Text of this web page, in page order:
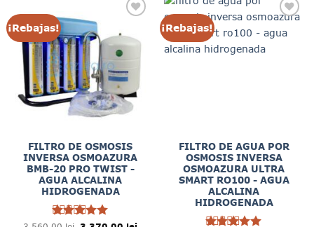
¡Rebajas!
FILTRO DE OSMOSIS
INVERSA OSMOAZURA
BMB-20 PRO TWIST -
AGUA ALCALINA
HIDROGENADA
¡Rebajas!
FILTRO DE AGUA POR
OSMOSIS INVERSA
OSMOAZURA ULTRA
SMART RO100 - AGUA
ALCALINA
HIDROGENADA